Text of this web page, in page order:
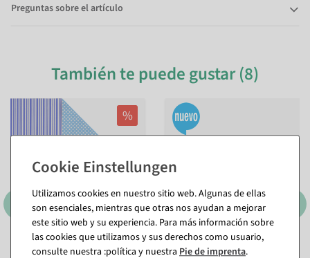
Preguntas sobre el artículo
También te puede gustar (8)
%
Papel de regalo doble cara Papel de regalo Tormenta
Utilizamos cookies en nuestro sitio web. Algunas de ellas
son esenciales, mientras que otras nos ayudan a mejorar
este sitio web y su experiencia. Para más información sobre
las cookies que utilizamos y sus derechos como usuario,
consulte nuestra :política y nuestra Pie de imprenta.